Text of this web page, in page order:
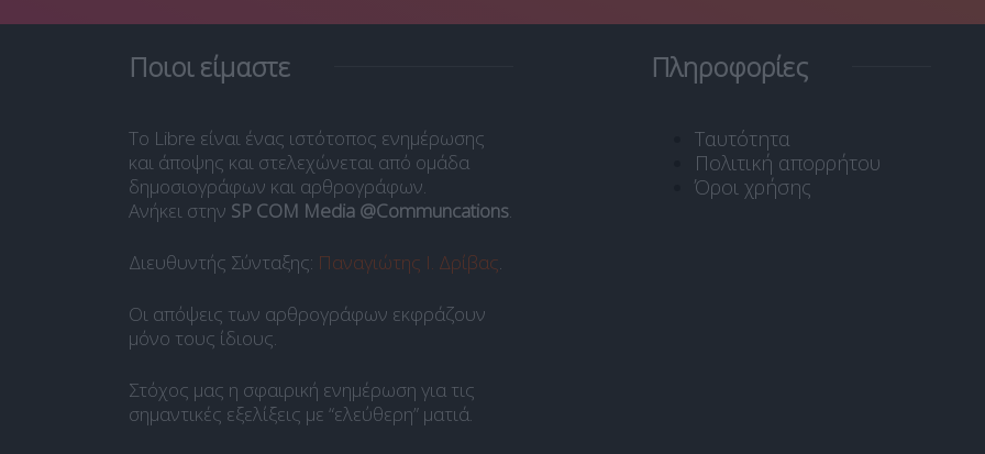
Ποιοι είμαστε
Το Libre είναι ένας ιστότοπος ενημέρωσης
και άποψης και στελεχώνεται από ομάδα
δημοσιογράφων και αρθρογράφων.
Ανήκει στην SP COM Media @Communcations.
Διευθυντής Σύνταξης: Παναγιώτης Ι. Δρίβας.
Οι απόψεις των αρθρογράφων εκφράζουν
μόνο τους ίδιους.
Στόχος μας η σφαιρική ενημέρωση για τις
σημαντικές εξελίξεις με “ελεύθερη” ματιά.
Πληροφορίες
Ταυτότητα
Πολιτική απορρήτου
Όροι χρήσης